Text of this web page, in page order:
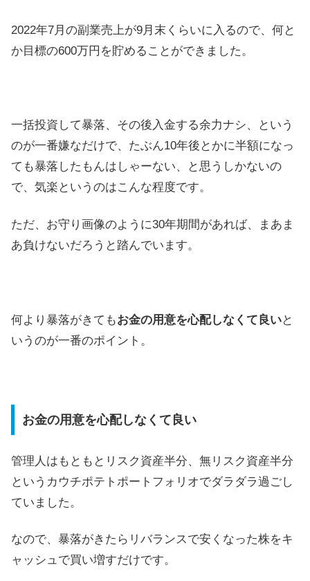
2022年7月の副業売上が9月末くらいに入るので、何と
か目標の600万円を貯めることができました。
一括投資して暴落、その後入金する余力ナシ、という
のが一番嫌なだけで、たぶん10年後とかに半額になっ
ても暴落したもんはしゃーない、と思うしかないの
で、気楽というのはこんな程度です。
ただ、お守り画像のように30年期間があれば、まあま
あ負けないだろうと踏んでいます。
何より暴落がきてもお金の用意を心配しなくて良いと
いうのが一番のポイント。
お金の用意を心配しなくて良い
管理人はもともとリスク資産半分、無リスク資産半分
というカウチポテトポートフォリオでダラダラ過ごし
ていました。
なので、暴落がきたらリバランスで安くなった株をキ
ャッシュで買い増すだけです。